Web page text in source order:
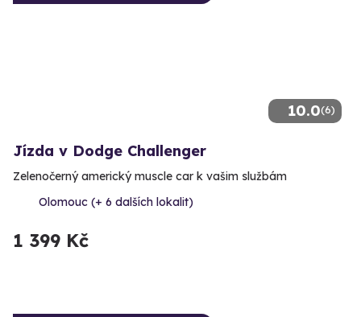
10.0(6)
Jízda v Dodge Challenger
Zelenočerný americký muscle car k vašim službám
Olomouc (+ 6 dalších lokalit)
1 399 Kč